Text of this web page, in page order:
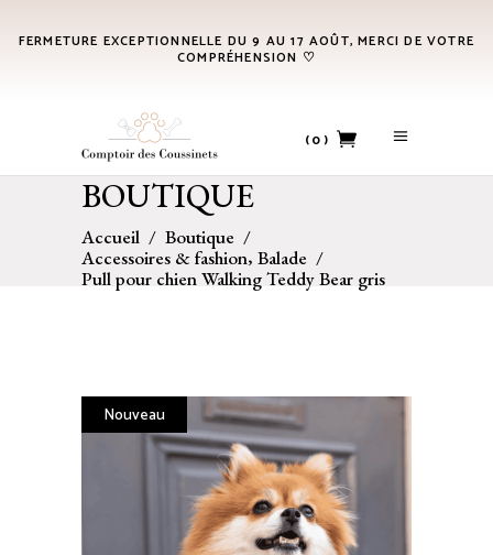
FERMETURE EXCEPTIONNELLE DU 9 AU 17 AOÛT, MERCI DE VOTRE
COMPRÉHENSION ♡
(0)
No products in the cart.
BOUTIQUE
Accueil / Boutique /
Accessoires & fashion, Balade /
Pull pour chien Walking Teddy Bear gris
Nouveau